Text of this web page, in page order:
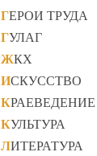
ГЕРОИ ТРУДА
ГУЛАГ
ЖКХ
ИСКУССТВО
КРАЕВЕДЕНИЕ
КУЛЬТУРА
ЛИТЕРАТУРА